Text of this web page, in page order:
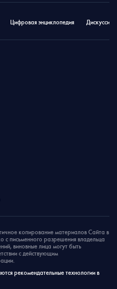
Цифровая энциклопедия
копирование материалов Сайта в
с письменного разрешения владельца
виновные лица могут быть
с действующим
рекомендательные технологии в